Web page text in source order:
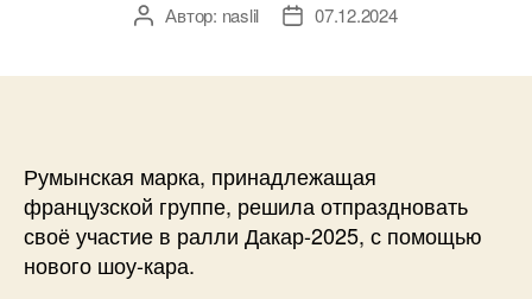
АвторАвтор: naslil
Дата07.12.2024
Румынская марка, принадлежащая
французской группе, решила отпраздновать
своё участие в ралли Дакар-2025, с помощью
нового шоу-кара.